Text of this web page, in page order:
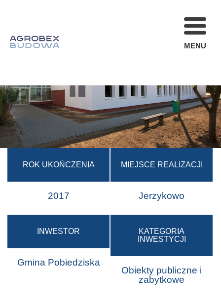
MENU
AKTUALNOŚCI
STREFA
OFERTA
KARIERA
KONTAKT
ROK UKOŃCZENIA
2017
MIEJSCE REALIZACJI
Jerzykowo
INWESTOR
Gmina Pobiedziska
KATEGORIA
INWESTYCJI
Obiekty publiczne i
zabytkowe